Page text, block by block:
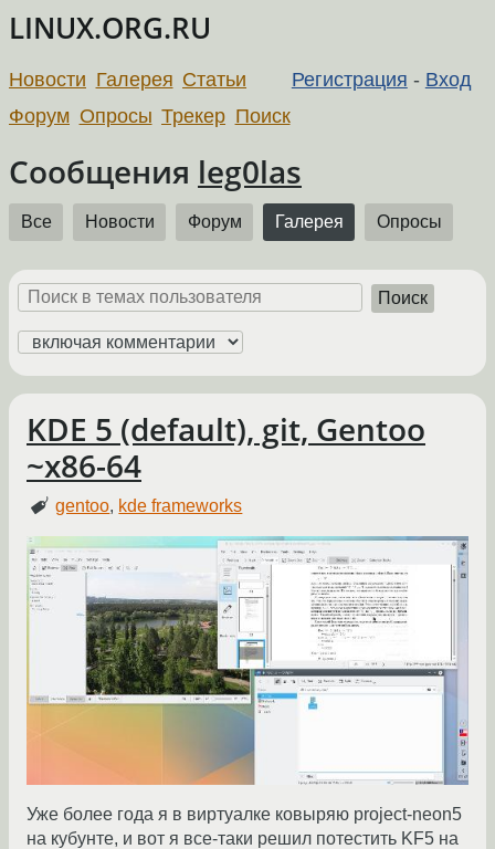
LINUX.ORG.RU
Регистрация - Вход
Новости Галерея Статьи
Форум Опросы Трекер Поиск
Сообщения leg0las
Все Новости Форум Галерея Опросы
Поиск
KDE 5 (default), git, Gentoo
~x86-64
gentoo, kde frameworks
Уже более года я в виртуалке ковыряю project-neon5
на кубунте, и вот я все-таки решил потестить KF5 на